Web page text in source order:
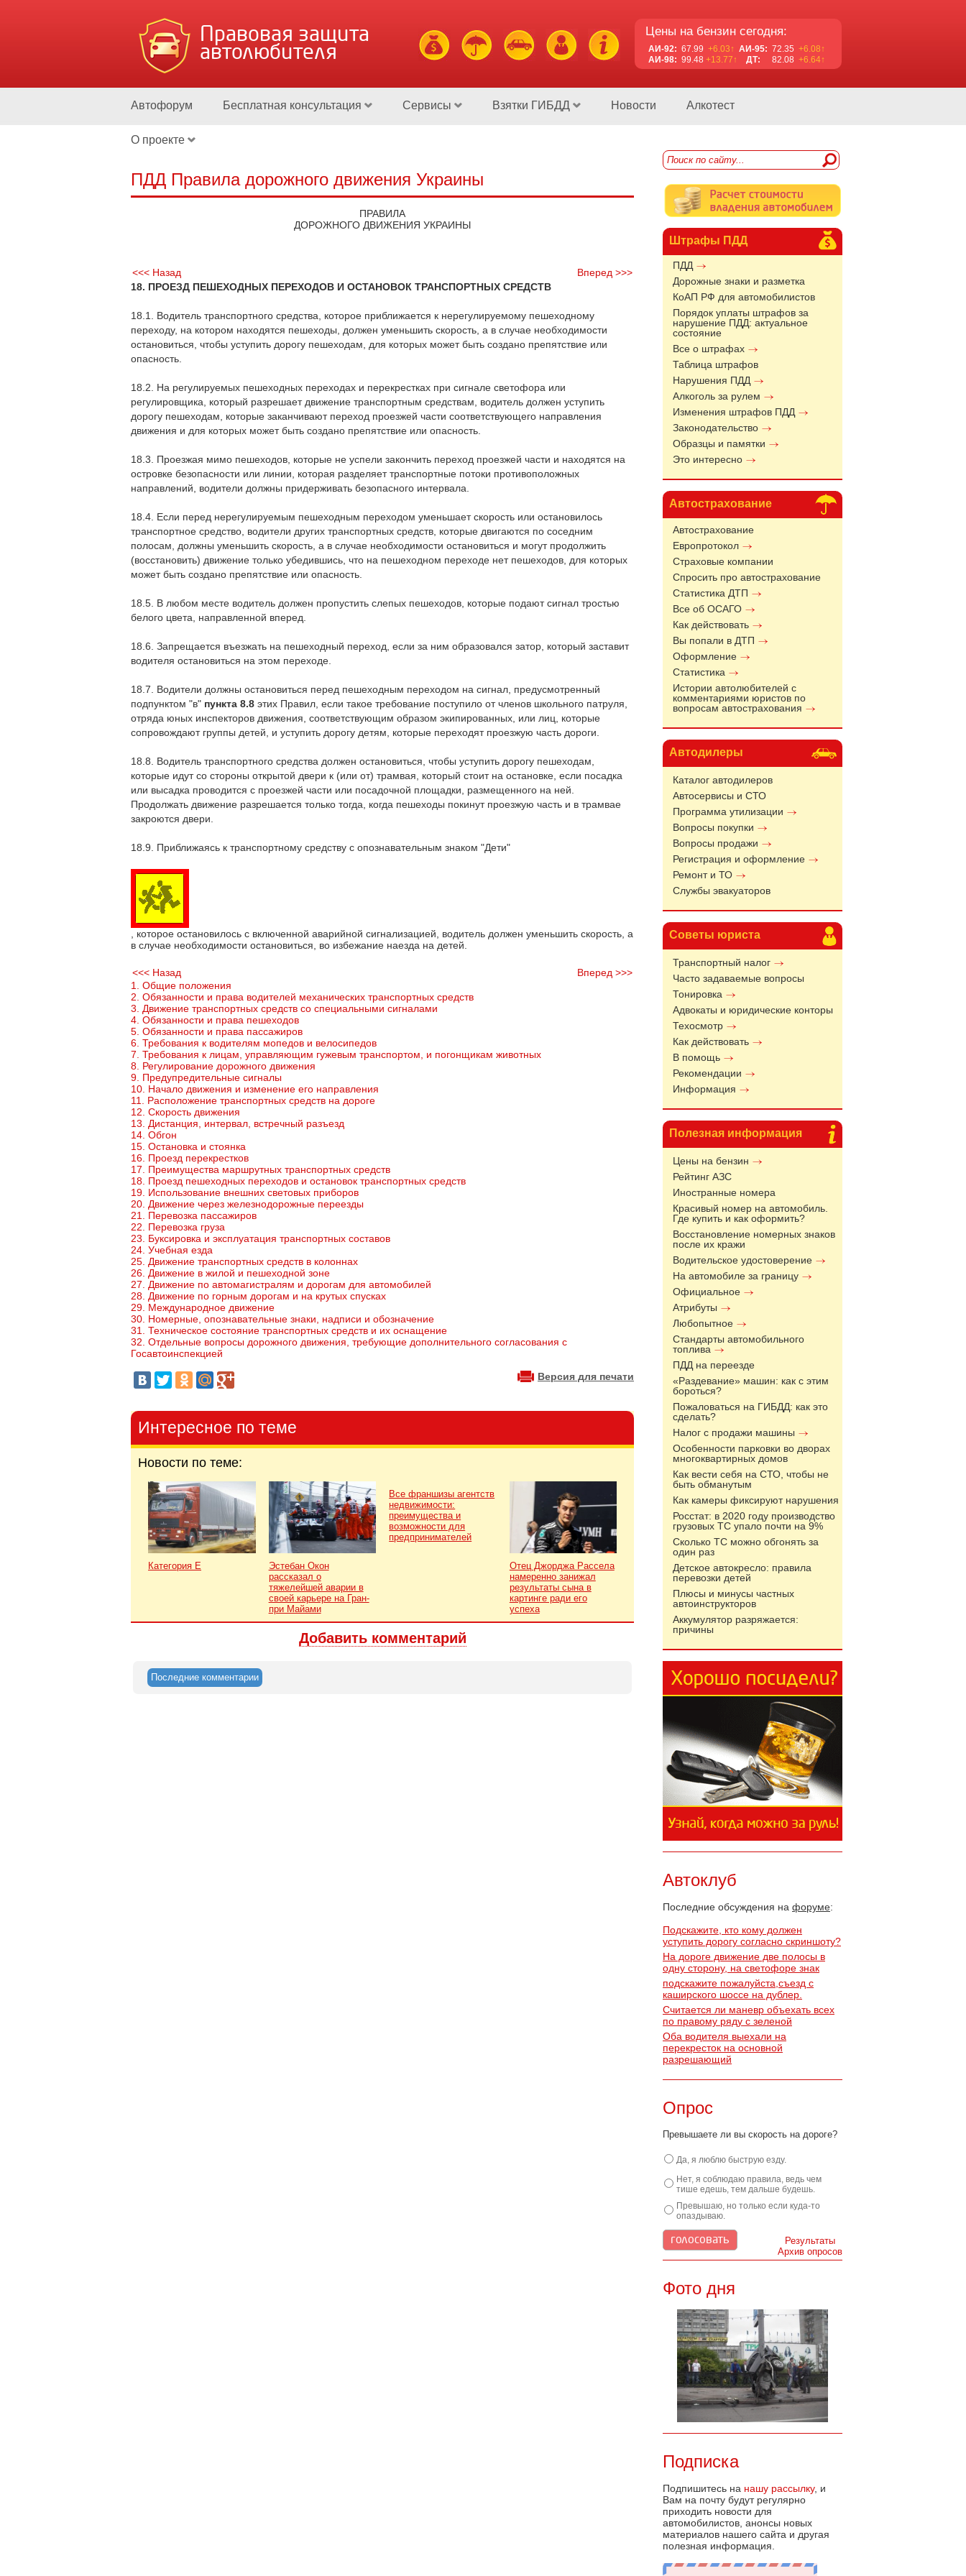
Правовая защита
автолюбителя
Цены на бензин сегодня:
АИ-92: 67.99 +6.03↑ АИ-95: 72.35 +6.08↑
АИ-98: 99.48 +13.77↑ ДТ: 82.08 +6.64↑
Автофорум Бесплатная консультация Сервисы Взятки ГИБДД Новости Алкотест
О проекте
Штрафы ПДД
ПДД
Дорожные знаки и разметка
КоАП РФ для автомобилистов
Порядок уплаты штрафов за
нарушение ПДД: актуальное
состояние
Все о штрафах
Таблица штрафов
Нарушения ПДД
Алкоголь за рулем
Изменения штрафов ПДД
Законодательство
Образцы и памятки
Это интересно
Автострахование
Автострахование
Европротокол
Страховые компании
Спросить про автострахование
Статистика ДТП
Все об ОСАГО
Как действовать
Вы попали в ДТП
Оформление
Статистика
Истории автолюбителей с
комментариями юристов по
вопросам автострахования
Автодилеры
Каталог автодилеров
Автосервисы и СТО
Программа утилизации
Вопросы покупки
Вопросы продажи
Регистрация и оформление
Ремонт и ТО
Службы эвакуаторов
Советы юриста
Транспортный налог
Часто задаваемые вопросы
Тонировка
Адвокаты и юридические конторы
Техосмотр
Как действовать
В помощь
Рекомендации
Информация
Полезная информация
Цены на бензин
Рейтинг АЗС
Иностранные номера
Красивый номер на автомобиль.
Где купить и как оформить?
Восстановление номерных знаков
после их кражи
Водительское удостоверение
На автомобиле за границу
Официальное
Атрибуты
Любопытное
Стандарты автомобильного
топлива
ПДД на переезде
«Раздевание» машин: как с этим
бороться?
Пожаловаться на ГИБДД: как это
сделать?
Налог с продажи машины
Особенности парковки во дворах
многоквартирных домов
Как вести себя на СТО, чтобы не
быть обманутым
Как камеры фиксируют нарушения
Росстат: в 2020 году производство
грузовых ТС упало почти на 9%
Сколько ТС можно обгонять за
один раз
Детское автокресло: правила
перевозки детей
Плюсы и минусы частных
автоинструкторов
Аккумулятор разряжается:
причины
Автоклуб
Последние обсуждения на форуме:
Подскажите, кто кому должен
уступить дорогу согласно скриншоту?
На дороге движение две полосы в
одну сторону, на светофоре знак
подскажите пожалуйста,съезд с
каширского шоссе на дублер.
Считается ли маневр объехать всех
по правому ряду с зеленой
Оба водителя выехали на
перекресток на основной
разрешающий
Опрос
Превышаете ли вы скорость на дороге?
Да, я люблю быструю езду.
Нет, я соблюдаю правила, ведь чем
тише едешь, тем дальше будешь.
Превышаю, но только если куда-то
опаздываю.
Результаты
Архив опросов
Фото дня
Подписка
Подпишитесь на нашу рассылку, и
Вам на почту будут регулярно
приходить новости для
автомобилистов, анонсы новых
материалов нашего сайта и другая
полезная информация.
ПДД Правила дорожного движения Украины
ПРАВИЛА
ДОРОЖНОГО ДВИЖЕНИЯ УКРАИНЫ
<<< Назад
Вперед >>>
18. ПРОЕЗД ПЕШЕХОДНЫХ ПЕРЕХОДОВ И ОСТАНОВОК ТРАНСПОРТНЫХ СРЕДСТВ
18.1. Водитель транспортного средства, которое приближается к нерегулируемому пешеходному
переходу, на котором находятся пешеходы, должен уменьшить скорость, а в случае необходимости
остановиться, чтобы уступить дорогу пешеходам, для которых может быть создано препятствие или
опасность.
18.2. На регулируемых пешеходных переходах и перекрестках при сигнале светофора или
регулировщика, который разрешает движение транспортным средствам, водитель должен уступить
дорогу пешеходам, которые заканчивают переход проезжей части соответствующего направления
движения и для которых может быть создано препятствие или опасность.
18.3. Проезжая мимо пешеходов, которые не успели закончить переход проезжей части и находятся на
островке безопасности или линии, которая разделяет транспортные потоки противоположных
направлений, водители должны придерживать безопасного интервала.
18.4. Если перед нерегулируемым пешеходным переходом уменьшает скорость или остановилось
транспортное средство, водители других транспортных средств, которые двигаются по соседним
полосам, должны уменьшить скорость, а в случае необходимости остановиться и могут продолжить
(восстановить) движение только убедившись, что на пешеходном переходе нет пешеходов, для которых
может быть создано препятствие или опасность.
18.5. В любом месте водитель должен пропустить слепых пешеходов, которые подают сигнал тростью
белого цвета, направленной вперед.
18.6. Запрещается въезжать на пешеходный переход, если за ним образовался затор, который заставит
водителя остановиться на этом переходе.
18.7. Водители должны остановиться перед пешеходным переходом на сигнал, предусмотренный
подпунктом "в" пункта 8.8 этих Правил, если такое требование поступило от членов школьного патруля,
отряда юных инспекторов движения, соответствующим образом экипированных, или лиц, которые
сопровождают группы детей, и уступить дорогу детям, которые переходят проезжую часть дороги.
18.8. Водитель транспортного средства должен остановиться, чтобы уступить дорогу пешеходам,
которые идут со стороны открытой двери к (или от) трамвая, который стоит на остановке, если посадка
или высадка проводится с проезжей части или посадочной площадки, размещенного на ней.
Продолжать движение разрешается только тогда, когда пешеходы покинут проезжую часть и в трамвае
закроются двери.
18.9. Приближаясь к транспортному средству с опознавательным знаком "Дети"
, которое остановилось с включенной аварийной сигнализацией, водитель должен уменьшить скорость, а
в случае необходимости остановиться, во избежание наезда на детей.
<<< Назад
Вперед >>>
1. Общие положения
2. Обязанности и права водителей механических транспортных средств
3. Движение транспортных средств со специальными сигналами
4. Обязанности и права пешеходов
5. Обязанности и права пассажиров
6. Требования к водителям мопедов и велосипедов
7. Требования к лицам, управляющим гужевым транспортом, и погонщикам животных
8. Регулирование дорожного движения
9. Предупредительные сигналы
10. Начало движения и изменение его направления
11. Расположение транспортных средств на дороге
12. Скорость движения
13. Дистанция, интервал, встречный разъезд
14. Обгон
15. Остановка и стоянка
16. Проезд перекрестков
17. Преимущества маршрутных транспортных средств
18. Проезд пешеходных переходов и остановок транспортных средств
19. Использование внешних световых приборов
20. Движение через железнодорожные переезды
21. Перевозка пассажиров
22. Перевозка груза
23. Буксировка и эксплуатация транспортных составов
24. Учебная езда
25. Движение транспортных средств в колоннах
26. Движение в жилой и пешеходной зоне
27. Движение по автомагистралям и дорогам для автомобилей
28. Движение по горным дорогам и на крутых спусках
29. Международное движение
30. Номерные, опознавательные знаки, надписи и обозначение
31. Техническое состояние транспортных средств и их оснащение
32. Отдельные вопросы дорожного движения, требующие дополнительного согласования с
Госавтоинспекцией
Версия для печати
Интересное по теме
Новости по теме:
Категория Е
Эстебан Окон
рассказал о
тяжелейшей аварии в
своей карьере на Гран-
при Майами
Все франшизы агентств
недвижимости:
преимущества и
возможности для
предпринимателей
Отец Джорджа Рассела
намеренно занижал
результаты сына в
картинге ради его
успеха
Добавить комментарий
Последние комментарии